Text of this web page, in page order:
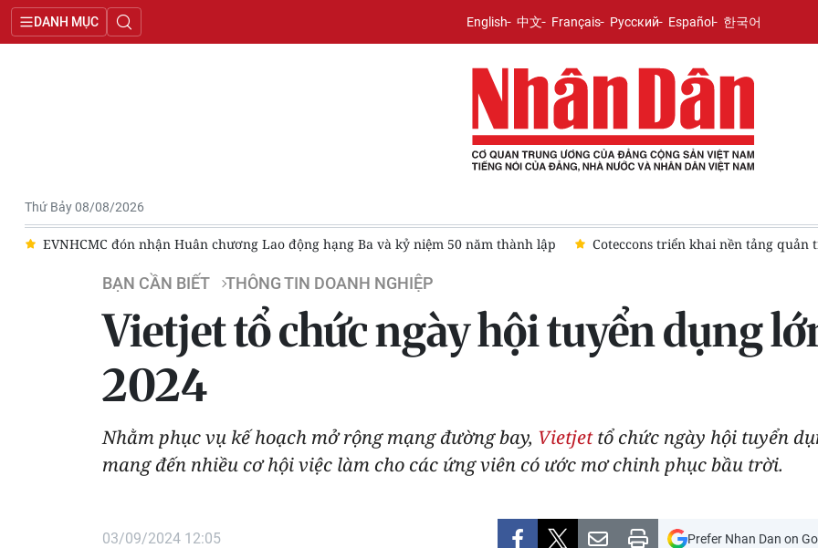
DANH MỤC English 中文 Français Русский Español 한국어
Thứ Bảy 08/08/2026
Coteccons triển khai nền tảng quản trị nhân lực cho hơn 4.000 nhân sự ngành xây dựng Công ty Cổ phần Xây dựng
BẠN CẦN BIẾT THÔNG TIN DOANH NGHIỆP
Vietjet tổ chức ngày hội tuyển dụng
2024
Nhằm phục vụ kế hoạch mở rộng mạng đường bay, Vietjettổ chức ngày hội tuyển
mang đến nhiều cơ hội việc làm cho các ứng viên có ước mơ chinh phục bầu trời.
03/09/2024 12:05 Prefer Nhan Dan on